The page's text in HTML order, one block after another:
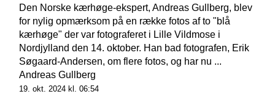
Den Norske kærhøge-ekspert, Andreas Gullberg, blev
for nylig opmærksom på en række fotos af to "blå
kærhøge" der var fotograferet i Lille Vildmose i
Nordjylland den 14. oktober. Han bad fotografen, Erik
Søgaard-Andersen, om flere fotos, og har nu ...
Andreas Gullberg
19. okt. 2024 kl. 06:54